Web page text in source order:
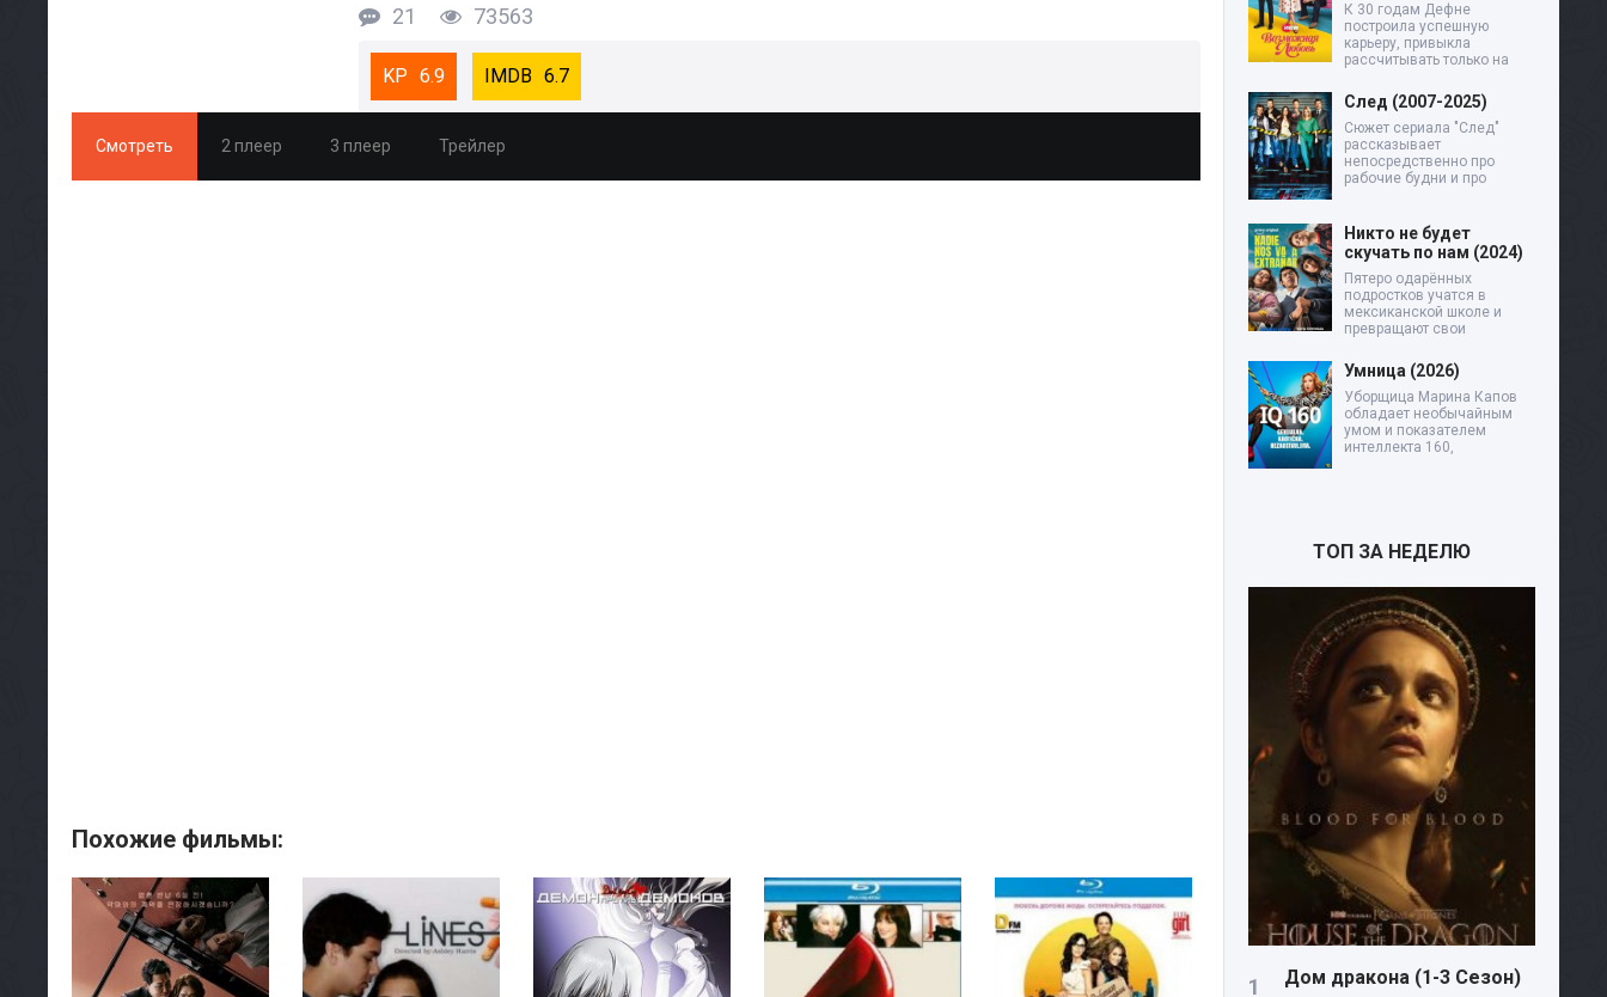
21 73563
6.9 6.7
Смотреть 2 плеер 3 плеер Трейлер
Похожие фильмы:
К 30 годам Дефне
построила успешную
карьеру, привыкла
рассчитывать только на
След (2007-2025)
Сюжет сериала "След"
рассказывает
непосредственно про
рабочие будни и про
Никто не будет
скучать по нам (2024)
Пятеро одарённых
подростков учатся в
мексиканской школе и
превращают свои
Умница (2026)
Уборщица Марина Капов
обладает необычайным
умом и показателем
интеллекта 160,
ТОП ЗА НЕДЕЛЮ
Дом дракона (1-3 Сезон)